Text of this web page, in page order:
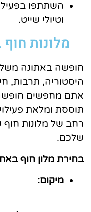
השתתפו
וטיולי שייט.
מלונות
חופשה באתונה
היסטוריה, תרבות,
אתם מחפשים
תוססת ומלאת
רחב של מלונות חוף
שלכם.
בחירת מלון חוף
מיקום: